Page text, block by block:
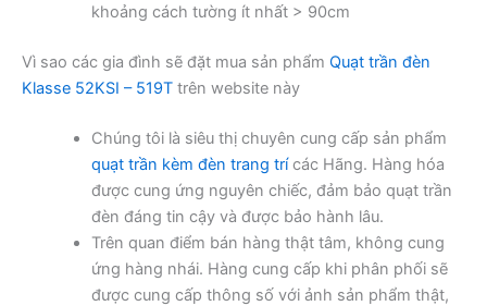
khoảng cách tường ít nhất > 90cm
Vì sao các gia đình sẽ đặt mua sản phẩm Quạt trần đèn
Klasse 52KSI – 519T trên website này
Chúng tôi là siêu thị chuyên cung cấp sản phẩm
quạt trần kèm đèn trang trícác Hãng. Hàng hóa
được cung ứng nguyên chiếc, đảm bảo quạt trần
đèn đáng tin cậy và được bảo hành lâu.
Trên quan điểm bán hàng thật tâm, không cung
ứng hàng nhái. Hàng cung cấp khi phân phối sẽ
được cung cấp thông số với ảnh sản phẩm thật,